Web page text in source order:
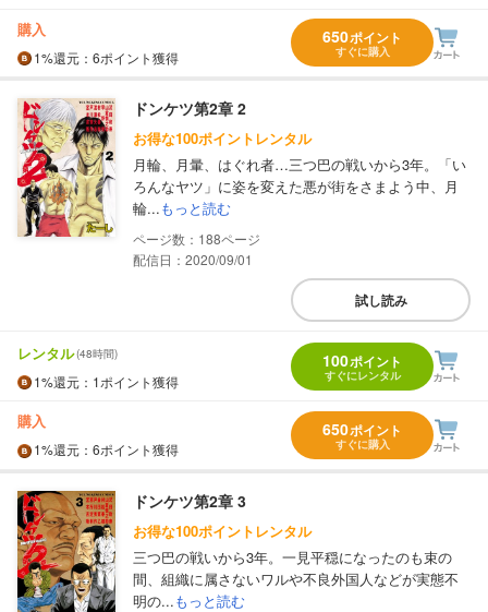
購入
1%還元 ：6ポイント獲得
650ポイント
すぐに購入
ドンケツ第2章 2
お得な100ポイントレンタル
月輪、月暈、はぐれ者…三つ巴の戦いから3年。「い
ろんなヤツ」に姿を変えた悪が街をさまよう中、月
輪...もっと読む
188
配信日：2020/09/01
試し読み
レンタル(48時間)
1%還元 ：1ポイント獲得
100ポイント
すぐにレンタル
購入
1%還元 ：6ポイント獲得
650ポイント
すぐに購入
ドンケツ第2章 3
お得な100ポイントレンタル
三つ巴の戦いから3年。一見平穏になったのも束の
間、組織に属さないワルや不良外国人などが実態不
明の...もっと読む